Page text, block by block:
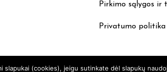
Pirkimo sąlygos ir
Privatumo politika
slapukai (cookies), jeigu sutinkate dėl slapukų